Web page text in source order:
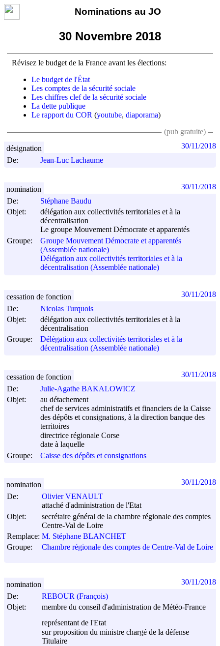
Nominations au JO
30 Novembre 2018
Révisez le budget de la France avant les élections:
Le budget de l'État
Les comptes de la sécurité sociale
Les chiffres clef de la sécurité sociale
La dette publique
Le rapport du COR (youtube, diaporama)
(pub gratuite)
De: Jean-Luc Lachaume
désignation 30/11/2018
De:
Stéphane Baudu
Objet:
délégation aux collectivités territoriales et à la
décentralisation
Le groupe Mouvement Démocrate et apparentés
Groupe:
Groupe Mouvement Démocrate et apparentés
(Assemblée nationale)
Délégation aux collectivités territoriales et à la
décentralisation (Assemblée nationale)
nomination 30/11/2018
De:
Nicolas Turquois
Objet:
délégation aux collectivités territoriales et à la
décentralisation
Groupe:
Délégation aux collectivités territoriales et à la
décentralisation (Assemblée nationale)
cessation de fonction 30/11/2018
De:
Julie-Agathe BAKALOWICZ
Objet:
au détachement
chef de services administratifs et financiers de la Caisse
des dépôts et consignations, à la direction banque des
territoires
directrice régionale Corse
date à laquelle
Groupe:
Caisse des dépôts et consignations
cessation de fonction 30/11/2018
De:
Olivier VENAULT
attaché d'administration de l'Etat
Objet:
secrétaire général de la chambre régionale des comptes
Centre-Val de Loire
Remplace: M. Stéphane BLANCHET
Groupe:
Chambre régionale des comptes de Centre-Val de Loire
nomination 30/11/2018
De:
REBOUR (François)
Objet:
membre du conseil d'administration de Météo-France
représentant de l'Etat
sur proposition du ministre chargé de la défense
Titulaire
nomination 30/11/2018